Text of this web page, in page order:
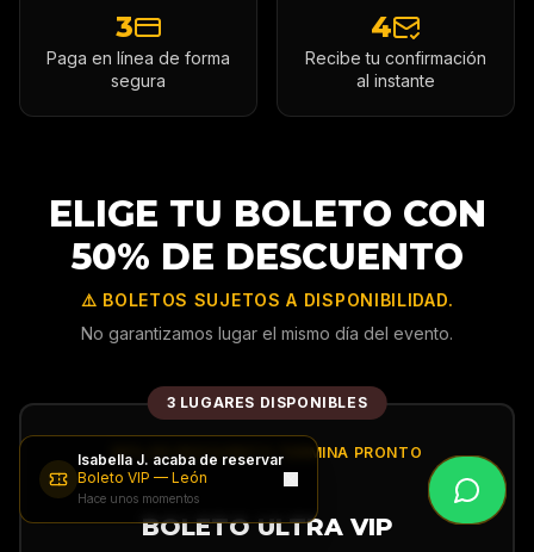
Isabella J. acaba de reservar
Boleto VIP — León
Hace unos momentos
3
Paga en línea de forma
segura
4
Recibe tu confirmación
al instante
ELIGE TU BOLETO CON
50% DE DESCUENTO
⚠️ BOLETOS SUJETOS A DISPONIBILIDAD.
No garantizamos lugar el mismo día del evento.
3 LUGARES DISPONIBLES
50% DE DESCUENTO TERMINA PRONTO
BOLETO ULTRA VIP